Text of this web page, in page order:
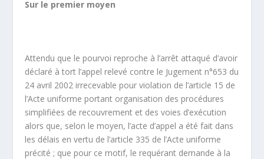
Sur le premier moyen
Attendu que le pourvoi reproche à l’arrêt attaqué d’avoir
déclaré à tort l’appel relevé contre le Jugement n°653 du
24 avril 2002 irrecevable pour violation de l’article 15 de
l’Acte uniforme portant organisation des procédures
simplifiées de recouvrement et des voies d’exécution
alors que, selon le moyen, l’acte d’appel a été fait dans
les délais en vertu de l’article 335 de l’Acte uniforme
précité ; que pour ce motif, le requérant demande à la